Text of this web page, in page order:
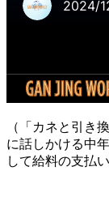
（「カネと引き
に話しかける中
して給料の支払